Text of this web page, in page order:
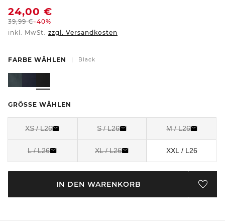
24,00 €
39,99€-40%
inkl. MwSt. zzgl. Versandkosten
FARBE WÄHLEN Black
GRÖSSE WÄHLEN
XS / L26 S / L26 M / L26
L / L26 XL / L26 XXL / L26
IN DEN WARENKORB